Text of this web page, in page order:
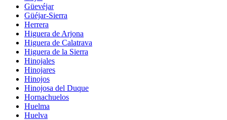
Güevéjar
Güéjar-Sierra
Herrera
Higuera de Arjona
Higuera de Calatrava
Higuera de la Sierra
Hinojales
Hinojares
Hinojos
Hinojosa del Duque
Hornachuelos
Huelma
Huelva